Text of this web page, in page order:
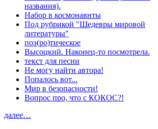
названия).
Набор в космонавнты
Под рубрикой "Шедевры мировой
литературы"
поэ(ро)тическое
Высоцкий. Наконец-то посмотрела.
текст для песни
Не могу найти автора!
Попалось вот...
Мир в безопасности!
Вопрос про, что с КОКОС?!
далее…